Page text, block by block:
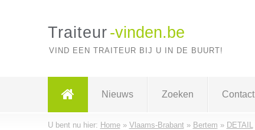
Traiteur -vinden.be
VIND EEN TRAITEUR BIJ U IN DE BUURT!
Nieuws Zoeken Contact
U bent nu hier: Home» Vlaams-Brabant» Bertem » DETAIL